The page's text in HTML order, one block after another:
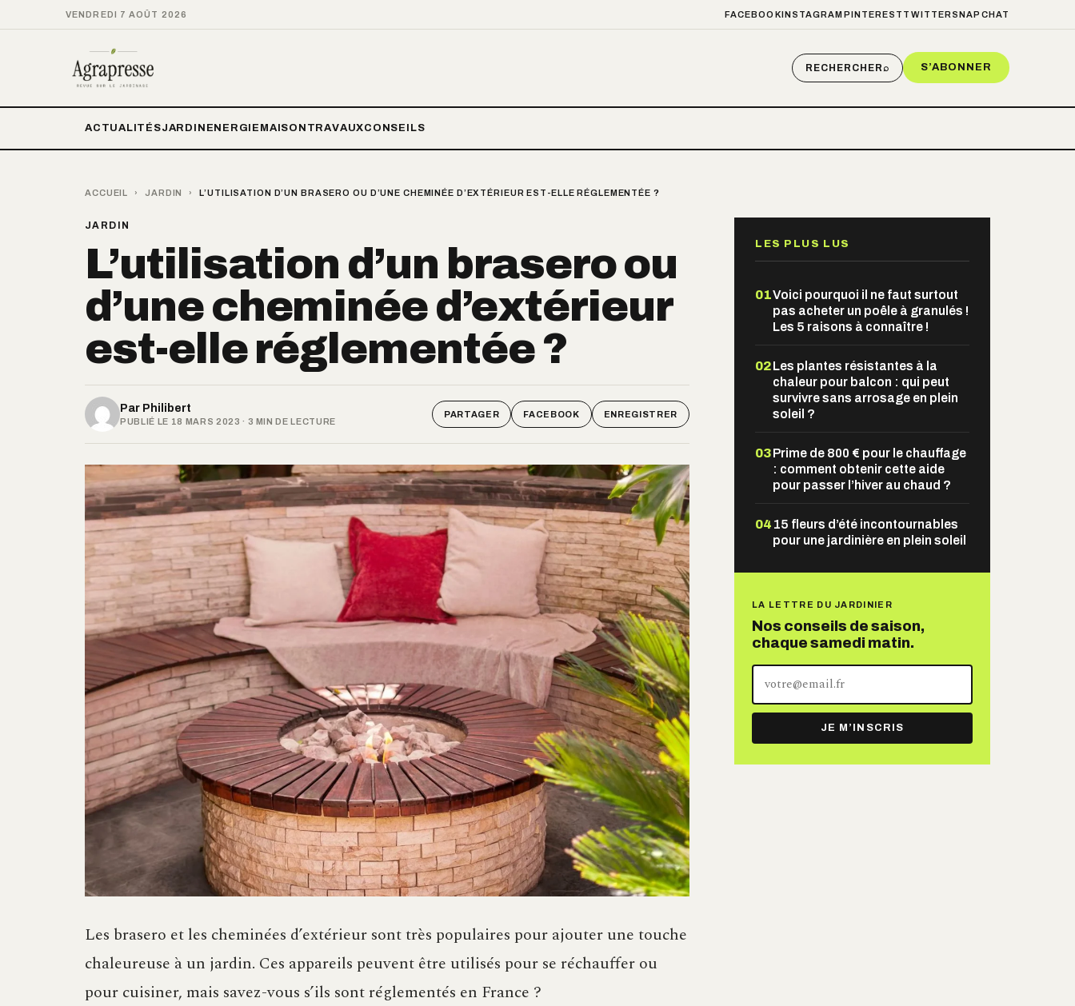
VENDREDI 7 AOÛT 2026 FACEBOOKINSTAGRAM PINTEREST TWITTER SNAPCHAT
RECHERCHER⌕ S’ABONNER
ACTUALITÉSJARDIN ENERGIE MAISON TRAVAUXCONSEILS
ACCUEIL › JARDIN › L’UTILISATION D’UN BRASERO OU D’UNE CHEMINÉE D’EXTÉRIEUR EST-ELLE RÉGLEMENTÉE ?
JARDIN
L’utilisation d’un brasero ou
d’une cheminée d’extérieur
est-elle réglementée ?
Par Philibert
PUBLIÉ LE 18 MARS 2023 · 3 MIN DE LECTURE
PARTAGER FACEBOOK ENREGISTRER
Les brasero et les cheminées d’extérieur sont très populaires pour ajouter une touche
chaleureuse à un jardin. Ces appareils peuvent être utilisés pour se réchauffer ou
pour cuisiner, mais savez-vous s’ils sont réglementés en France ?
LES PLUS LUS
01Voici pourquoi il ne faut surtout
pas acheter un poêle à granulés !
Les 5 raisons à connaître !
02Les plantes résistantes à la
chaleur pour balcon : qui peut
survivre sans arrosage en plein
soleil ?
03Prime de 800 € pour le chauffage
: comment obtenir cette aide
pour passer l’hiver au chaud ?
04 15 fleurs d’été incontournables
pour une jardinière en plein soleil
LA LETTRE DU JARDINIER
Nos conseils de saison,
chaque samedi matin.
adresse
mail
JE M’INSCRIS